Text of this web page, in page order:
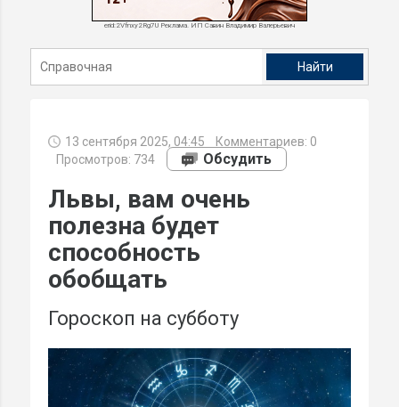
erid:2Vfnxy2Rg7U Реклама. ИП Савин Владимир Валерьевич
13 сентября 2025, 04:45 Комментариев: 0
Просмотров: 734
Обсудить
Львы, вам очень
полезна будет
способность
обобщать
Гороскоп на субботу